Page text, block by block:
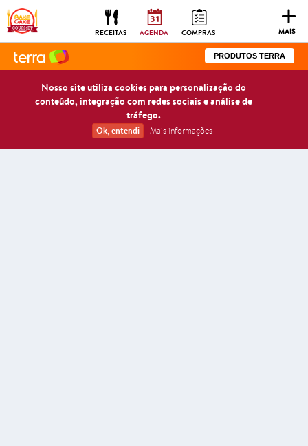
PRODUTOS TERRA
Nosso site utiliza cookies para personalização do
conteúdo, integração com redes sociais e análise de
tráfego.
Ok, entendi Mais informações
MAIS
RECEITAS AGENDA COMPRAS